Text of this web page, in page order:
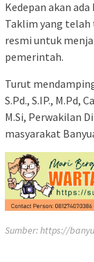
Kedepan akan
Taklim yang
resmi untuk
pemerintah.
Turut
S.Pd., S.IP., M.Pd,
M.Si, Perwakilan
masyarakat
Sumber:https://